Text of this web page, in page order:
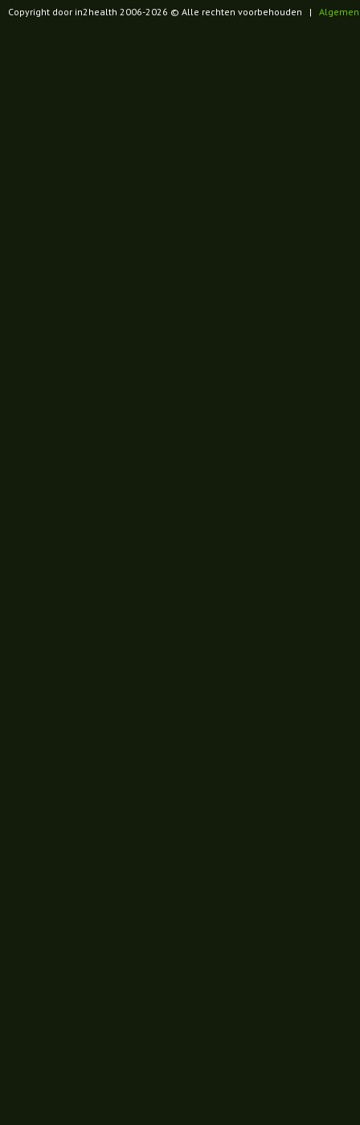
Copyright door in2health 2006-2026 © Alle rechten voorbehouden |